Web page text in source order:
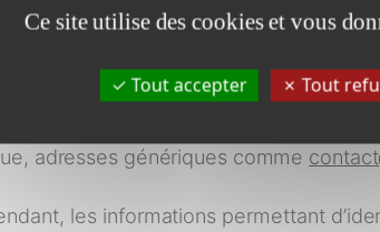
(Siret / Siren) ;
relatives aux activités de
…) ;
de contact non nominatives
adresses génériques comme
les informations permettant
Ce site utilise des cookies et vous
Tout accepter Tout